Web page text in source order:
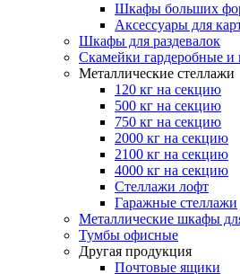
Шкафы больших
Аксессуары для
Шкафы для раздевалок
Скамейки гардеробные и
Металлические стеллажи
120 кг на секцию
500 кг на секцию
750 кг на секцию
2000 кг на секцию
2100 кг на секцию
4000 кг на секцию
Стеллажи лофт
Гаражные стеллажи
Металлические шкафы
Тумбы офисные
Другая продукция
Почтовые ящики